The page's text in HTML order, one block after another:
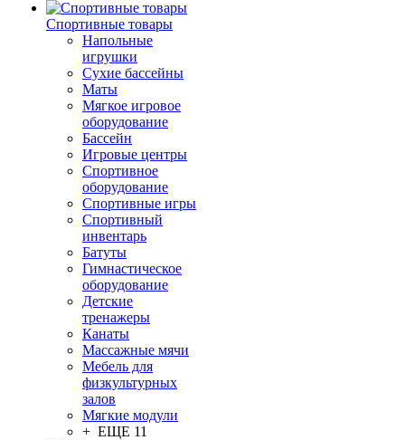
Спортивные товары
Напольные
игрушки
Сухие бассейны
Маты
Мягкое игровое
оборудование
Бассейн
Игровые центры
Спортивное
оборудование
Спортивные игры
Спортивный
инвентарь
Батуты
Гимнастическое
оборудование
Детские
тренажеры
Канаты
Массажные мячи
Мебель для
физкультурных
залов
Мягкие модули
+ ЕЩЕ 11